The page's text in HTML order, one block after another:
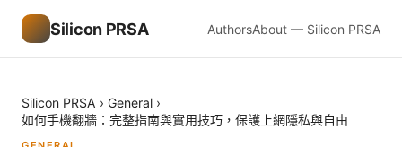
Silicon PRSA AuthorsAbout — Silicon PRSA
Silicon PRSA › General ›
如何手機翻牆：完整指南與實用技巧，保護上網隱私與自由